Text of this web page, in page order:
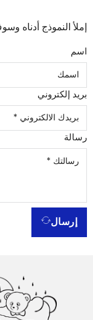
إملأ النموذج
اسم
بريد إلكتروني
رسالة
إرسال